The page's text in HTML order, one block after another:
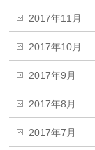
2017年11月
2017年10月
2017年9月
2017年8月
2017年7月